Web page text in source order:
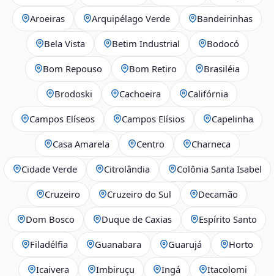
Aroeiras Arquipélago Verde Bandeirinhas
Bela Vista Betim Industrial Bodocó
Bom Repouso Bom Retiro Brasiléia
Brodoski Cachoeira Califórnia
Campos Elíseos Campos Elísios Capelinha
Casa Amarela Centro Charneca
Cidade Verde Citrolândia Colônia Santa Isabel
Cruzeiro Cruzeiro do Sul Decamão
Dom Bosco Duque de Caxias Espírito Santo
Filadélfia Guanabara Guarujá Horto
Icaivera Imbiruçu Ingá Itacolomi